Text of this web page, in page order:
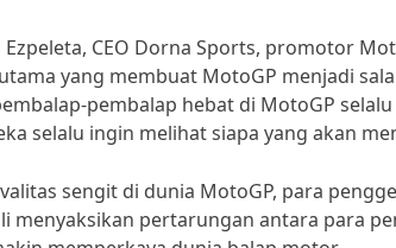
CEO Dorna Sports, promotor
yang membuat MotoGP menjadi
pembalap hebat di MotoGP
selalu ingin melihat siapa yang akan
sengit di dunia MotoGP, para
menyaksikan pertarungan antara para